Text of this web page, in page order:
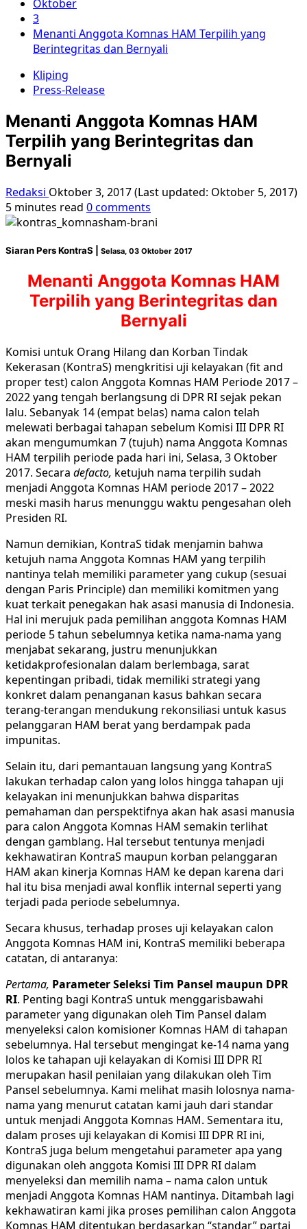
Oktober
3
Menanti Anggota Komnas HAM Terpilih yang
Berintegritas dan Bernyali
Kliping
Press-Release
Menanti Anggota Komnas HAM
Terpilih yang Berintegritas dan
Bernyali
Redaksi Oktober 3, 2017 (Last updated: Oktober 5, 2017)
5 minutes read 0 comments
Siaran Pers KontraS | Selasa, 03 Oktober 2017
Menanti Anggota Komnas HAM
Terpilih yang Berintegritas dan
Bernyali
Komisi untuk Orang Hilang dan Korban Tindak
Kekerasan (KontraS) mengkritisi uji kelayakan (fit and
proper test) calon Anggota Komnas HAM Periode 2017 –
2022 yang tengah berlangsung di DPR RI sejak pekan
lalu. Sebanyak 14 (empat belas) nama calon telah
melewati berbagai tahapan sebelum Komisi III DPR RI
akan mengumumkan 7 (tujuh) nama Anggota Komnas
HAM terpilih periode pada hari ini, Selasa, 3 Oktober
2017. Secara defacto, ketujuh nama terpilih sudah
menjadi Anggota Komnas HAM periode 2017 – 2022
meski masih harus menunggu waktu pengesahan oleh
Presiden RI.
Namun demikian, KontraS tidak menjamin bahwa
ketujuh nama Anggota Komnas HAM yang terpilih
nantinya telah memiliki parameter yang cukup (sesuai
dengan Paris Principle) dan memiliki komitmen yang
kuat terkait penegakan hak asasi manusia di Indonesia.
Hal ini merujuk pada pemilihan anggota Komnas HAM
periode 5 tahun sebelumnya ketika nama-nama yang
menjabat sekarang, justru menunjukkan
ketidakprofesionalan dalam berlembaga, sarat
kepentingan pribadi, tidak memiliki strategi yang
konkret dalam penanganan kasus bahkan secara
terang-terangan mendukung rekonsiliasi untuk kasus
pelanggaran HAM berat yang berdampak pada
impunitas.
Selain itu, dari pemantauan langsung yang KontraS
lakukan terhadap calon yang lolos hingga tahapan uji
kelayakan ini menunjukkan bahwa disparitas
pemahaman dan perspektifnya akan hak asasi manusia
para calon Anggota Komnas HAM semakin terlihat
dengan gamblang. Hal tersebut tentunya menjadi
kekhawatiran KontraS maupun korban pelanggaran
HAM akan kinerja Komnas HAM ke depan karena dari
hal itu bisa menjadi awal konflik internal seperti yang
terjadi pada periode sebelumnya.
Secara khusus, terhadap proses uji kelayakan calon
Anggota Komnas HAM ini, KontraS memiliki beberapa
catatan, di antaranya:
Pertama, Parameter Seleksi Tim Pansel maupun DPR
RI. Penting bagi KontraS untuk menggarisbawahi
parameter yang digunakan oleh Tim Pansel dalam
menyeleksi calon komisioner Komnas HAM di tahapan
sebelumnya. Hal tersebut mengingat ke-14 nama yang
lolos ke tahapan uji kelayakan di Komisi III DPR RI
merupakan hasil penilaian yang dilakukan oleh Tim
Pansel sebelumnya. Kami melihat masih lolosnya nama-
nama yang menurut catatan kami jauh dari standar
untuk menjadi Anggota Komnas HAM. Sementara itu,
dalam proses uji kelayakan di Komisi III DPR RI ini,
KontraS juga belum mengetahui parameter apa yang
digunakan oleh anggota Komisi III DPR RI dalam
menyeleksi dan memilih nama – nama calon untuk
menjadi Anggota Komnas HAM nantinya. Ditambah lagi
kekhawatiran kami jika proses pemilihan calon Anggota
Komnas HAM ditentukan berdasarkan “standar” partai